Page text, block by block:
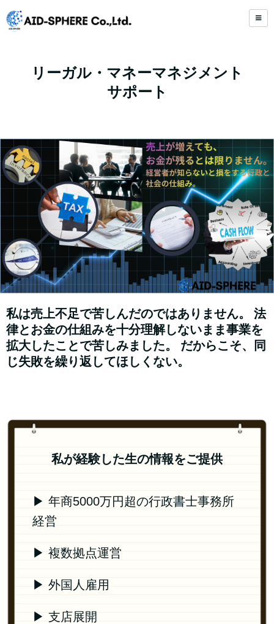
リーガル・マネーマネジメント
サポート
私は売上不足で苦しんだのではありません。 法
律とお金の仕組みを十分理解しないまま事業を
拡大したことで苦しみました。 だからこそ、同
じ失敗を繰り返してほしくない。
私が経験した生の情報をご提供
▶ 年商5000万円超の行政書士事務所
経営
▶ 複数拠点運営
▶ 外国人雇用
▶ 支店展開